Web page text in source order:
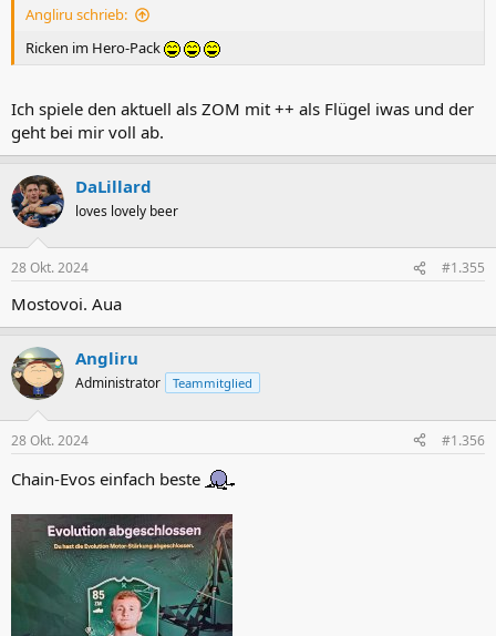
Angliru schrieb:
Ricken im Hero-Pack
Ich spiele den aktuell als ZOM mit ++ als Flügel iwas und der
geht bei mir voll ab.
DaLillard
loves lovely beer
28 Okt. 2024 #1.355
Mostovoi. Aua
Angliru
Administrator Teammitglied
28 Okt. 2024 #1.356
Chain-Evos einfach beste